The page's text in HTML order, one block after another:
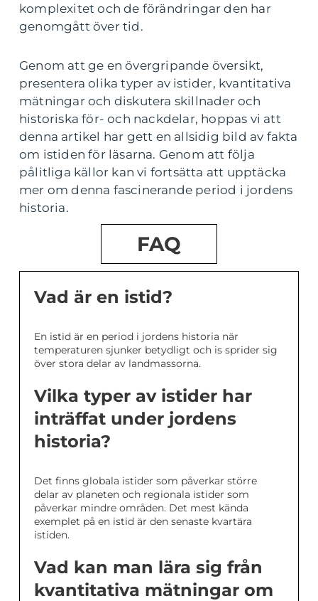
komplexitet och de förändringar den har
genomgått över tid.
Genom att ge en övergripande översikt,
presentera olika typer av istider, kvantitativa
mätningar och diskutera skillnader och
historiska för- och nackdelar, hoppas vi att
denna artikel har gett en allsidig bild av fakta
om istiden för läsarna. Genom att följa
pålitliga källor kan vi fortsätta att upptäcka
mer om denna fascinerande period i jordens
historia.
FAQ
Vad är en istid?
En istid är en period i jordens historia när
temperaturen sjunker betydligt och is sprider sig
över stora delar av landmassorna.
Vilka typer av istider har
inträffat under jordens
historia?
Det finns globala istider som påverkar större
delar av planeten och regionala istider som
påverkar mindre områden. Det mest kända
exemplet på en istid är den senaste kvartära
istiden.
Vad kan man lära sig från
kvantitativa mätningar om